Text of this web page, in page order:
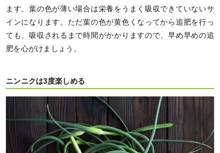
ます。葉の色が薄い場合は栄養をうまく吸収できていないサ
インになります。ただ葉の色が黄色くなってから追肥を行っ
ても、吸収されるまで時間がかかりますので、早め早めの追
肥を心がけましょう。
ニンニクは3度楽しめる